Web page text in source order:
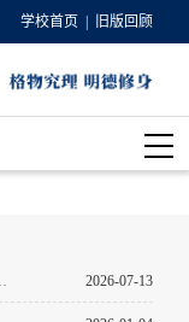
| 旧版回顾
学校首页
织2026智能计算应用大会 2026-07-13